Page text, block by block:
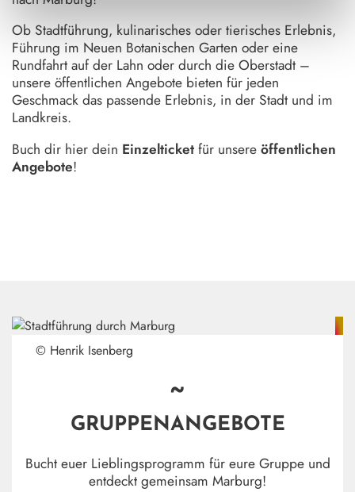
Ob Stadtführung, kulinarisches oder tierisches Erlebnis,
Führung im Neuen Botanischen Garten oder eine
Rundfahrt auf der Lahn oder durch die Oberstadt –
unsere öffentlichen Angebote bieten für jeden
Geschmack das passende Erlebnis, in der Stadt und im
Landkreis.
Buch dir hier dein Einzelticketfür unsereöffentlichen
Angebote!
© Henrik Isenberg
~
GRUPPENANGEBOTE
Bucht euer Lieblingsprogramm für eure Gruppe und
entdeckt gemeinsam Marburg!